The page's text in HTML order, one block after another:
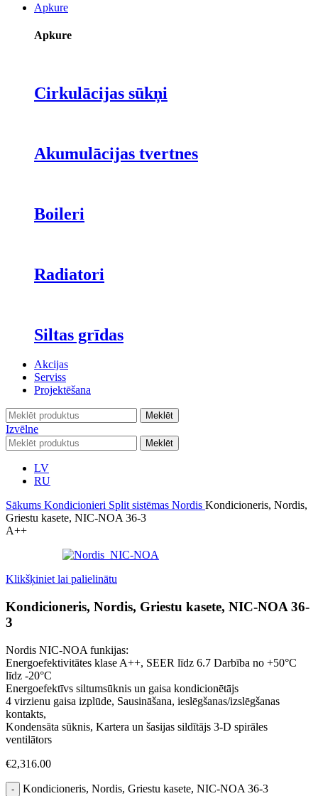
Apkure
Apkure
Cirkulācijas sūkņi
Akumulācijas tvertnes
Boileri
Radiatori
Siltas grīdas
Akcijas
Serviss
Projektēšana
Meklēt
Izvēlne
Meklēt
LV
RU
Sākums Kondicionieri Split sistēmas Nordis Kondicioneris, Nordis,
Griestu kasete, NIC-NOA 36-3
A++
Klikšķiniet lai palielinātu
Kondicioneris, Nordis, Griestu kasete, NIC-NOA 36-
3
Nordis NIC-NOA funkijas:
Energoefektivitātes klase A++, SEER līdz 6.7 Darbība no +50°C
līdz -20°C
Energoefektīvs siltumsūknis un gaisa kondicionētājs
4 virzienu gaisa izplūde, Sausināšana, ieslēgšanas/izslēgšanas
kontakts,
Kondensāta sūknis, Kartera un šasijas sildītājs 3-D spirāles
ventilātors
€2,316.00
Kondicioneris, Nordis, Griestu kasete, NIC-NOA 36-3